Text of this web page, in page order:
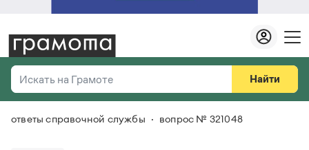
Искать на Грамоте
Справочная служба
Найти
Везде
ответы справочной службы вопрос № 321048